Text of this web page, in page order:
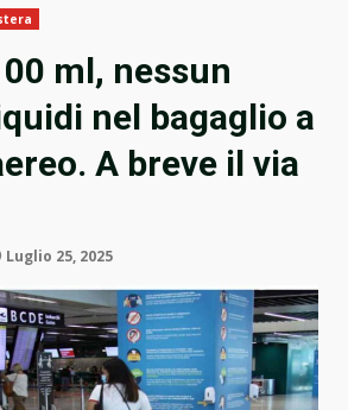
ml, nessun
nel bagaglio a
A breve il via
Luglio 25, 2025